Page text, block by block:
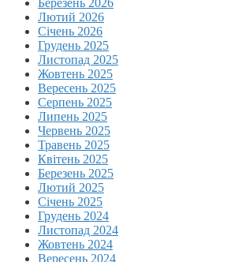
Березень 2026
Лютий 2026
Січень 2026
Грудень 2025
Листопад 2025
Жовтень 2025
Вересень 2025
Серпень 2025
Липень 2025
Червень 2025
Травень 2025
Квітень 2025
Березень 2025
Лютий 2025
Січень 2025
Грудень 2024
Листопад 2024
Жовтень 2024
Вересень 2024